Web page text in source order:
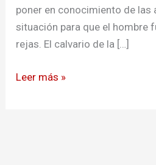
poner en conocimiento de las
situación para que el hombre
rejas. El calvario de la […]
Leer más »